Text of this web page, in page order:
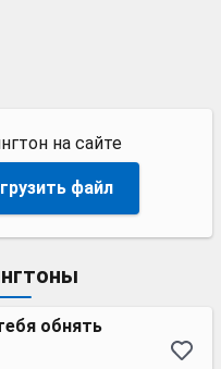
на сайте
файл
обнять